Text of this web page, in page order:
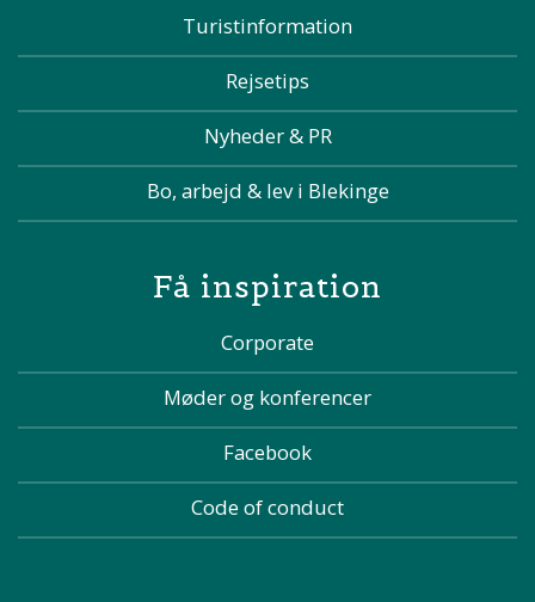
Turistinformation
Rejsetips
Nyheder & PR
Bo, arbejd & lev i Blekinge
Få inspiration
Corporate
Møder og konferencer
Facebook
Code of conduct